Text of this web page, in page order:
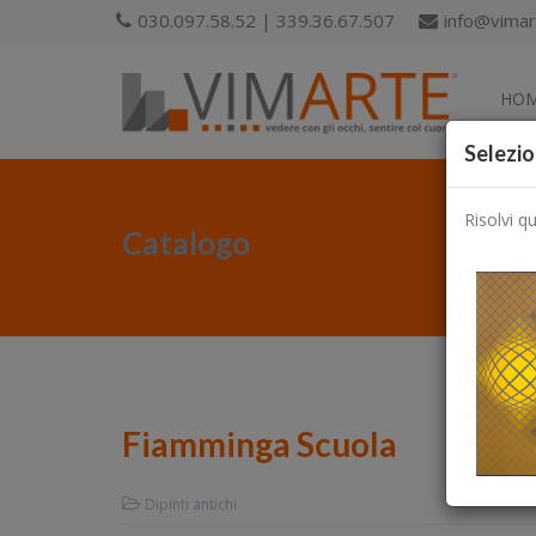
030.097.58.52 | 339.36.67.507
Catalogo
Fiamminga Scuola
Dipinti antichi
Risolvi